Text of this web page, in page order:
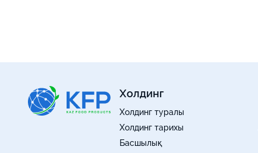
Холдинг
Холдинг туралы
Холдинг тарихы
Басшылық